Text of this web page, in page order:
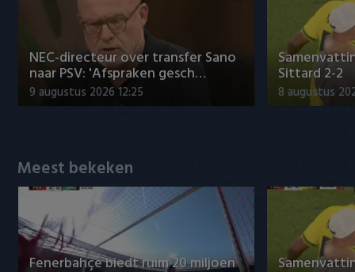
Roda JC
SC Heerenveen
Sparta
VVV Venlo
NEC-directeur over transfer Sano
naar PSV: 'Afspraken gesch…
9 augustus 2026 12:25
Sittard 2-2
8 augustus
Meest bekeken
Fenerbahçe biedt ruim 20 miljoen